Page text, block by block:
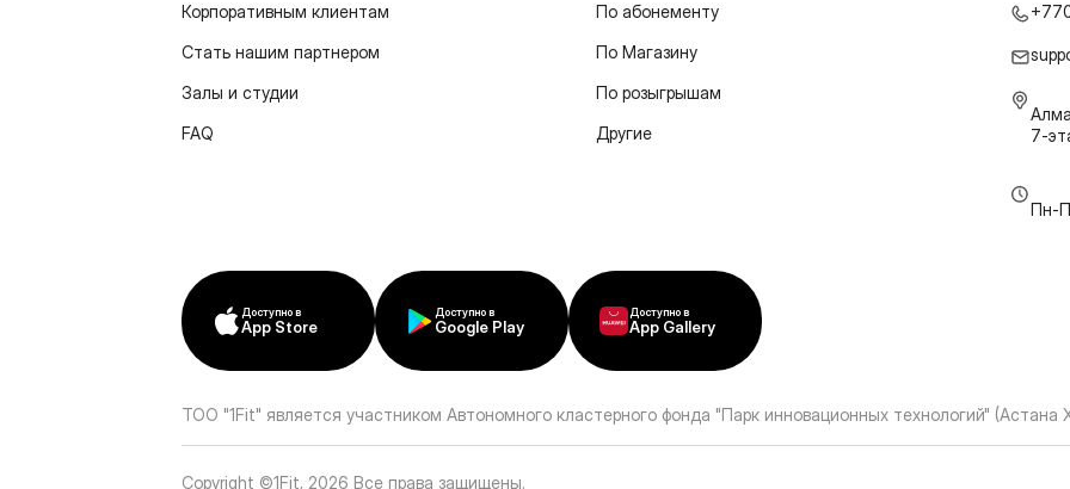
Корпоративным клиентам
Стать нашим партнером
Залы и студии
FAQ
По абонементу
По Магазину
По розыгрышам
Другие
7-
Пн-
Доступно в
App Store
Доступно в
Google Play
Доступно в
App Gallery
ТОО "1Fit" является участником Автономного кластерного фонда "Парк инновационных технологий" (Астана
Copyright ©1Fit, 2026 Все права защищены.